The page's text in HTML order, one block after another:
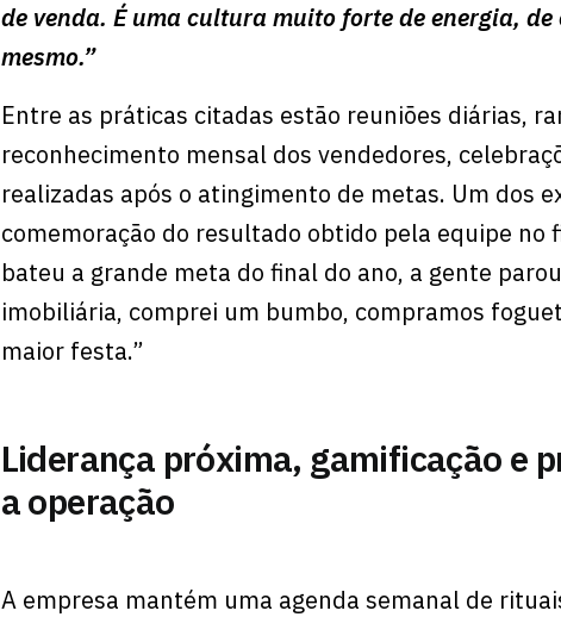
de venda. É uma cultura muito forte de energia,
mesmo.”
Entre as práticas citadas estão reuniões diárias,
reconhecimento mensal dos vendedores,
realizadas após o atingimento de metas. Um dos
comemoração do resultado obtido pela equipe no
bateu a grande meta do final do ano, a gente
imobiliária, comprei um bumbo, compramos
maior festa.”
Liderança próxima, gamificação e
a operação
A empresa mantém uma agenda semanal de